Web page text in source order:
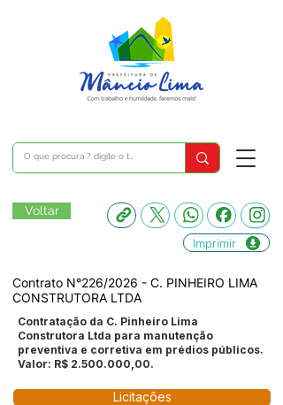
Voltar
Imprimir
Contrato N°226/2026 - C. PINHEIRO LIMA
CONSTRUTORA LTDA
Contratação da C. Pinheiro Lima
Construtora Ltda para manutenção
preventiva e corretiva em prédios públicos.
Valor: R$ 2.500.000,00.
Licitações